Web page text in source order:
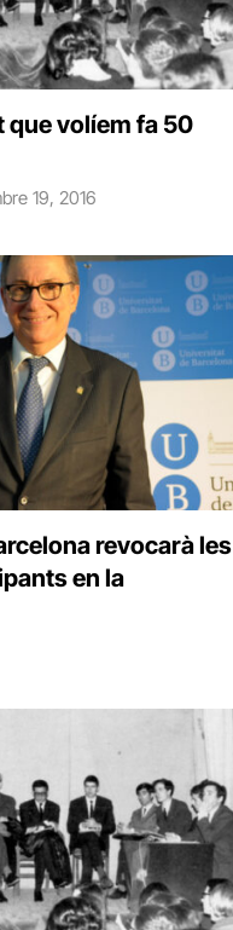
que volíem fa 50
19, 2016
revocarà les
en la